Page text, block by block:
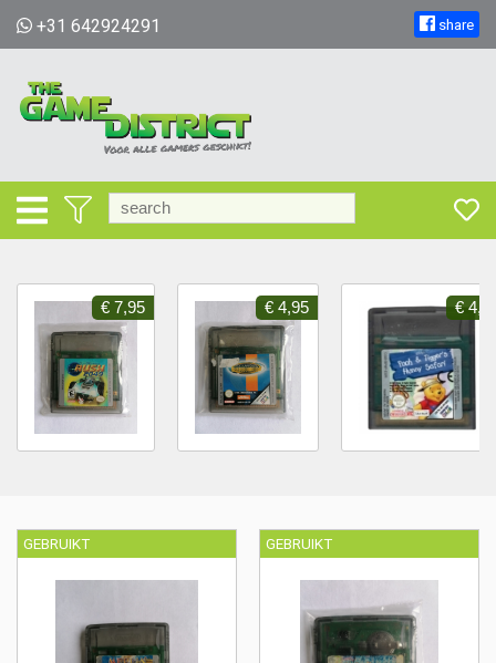
+31 642924291 share
€ 7,95 € 4,95 €
GEBRUIKT GEBRUIKT